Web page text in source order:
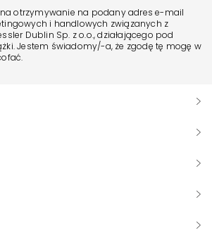
otrzymywanie na podany adres e-mail
i handlowych związanych z
Dublin Sp. z o.o., działającego pod
Jestem świadomy/-a, że zgodę tę mogę w